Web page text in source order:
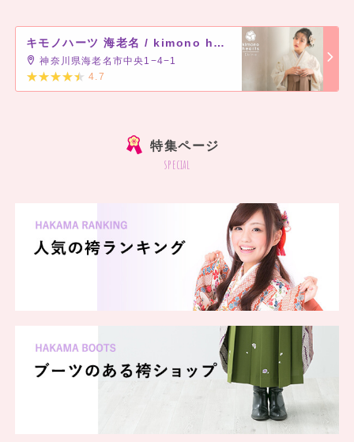
ブルーグレーの袴をコーディネート。
卒業式は可憐に、清楚な装いで。
キモノハーツ 海老名 / kimono hearts Ebina
神奈川県海老名市中央1−4−1
4.7
特集ページ
special